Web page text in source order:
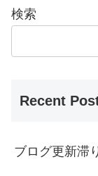
検索
Recent
ブログ更新滞